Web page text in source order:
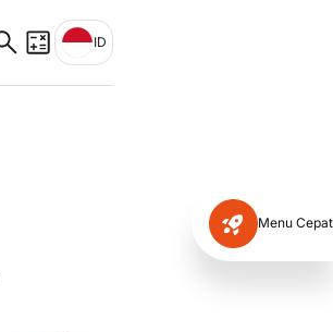
ID
Menu Cepat